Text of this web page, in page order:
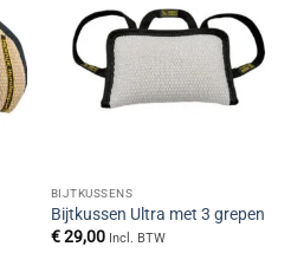
BIJTKUSSENS
Bijtkussen Ultra met 3 grepen
€29,00 Incl. BTW